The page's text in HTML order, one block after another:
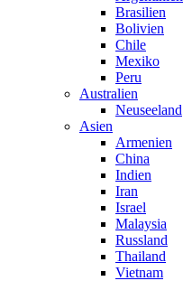
Brasilien
Bolivien
Chile
Mexiko
Peru
Australien
Neuseeland
Asien
Armenien
China
Indien
Iran
Israel
Malaysia
Russland
Thailand
Vietnam